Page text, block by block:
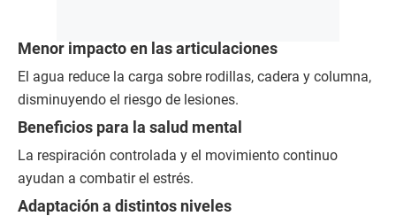
Menor impacto en las articulaciones
El agua reduce la carga sobre rodillas, cadera y columna,
disminuyendo el riesgo de lesiones.
Beneficios para la salud mental
La respiración controlada y el movimiento continuo
ayudan a combatir el estrés.
Adaptación a distintos niveles